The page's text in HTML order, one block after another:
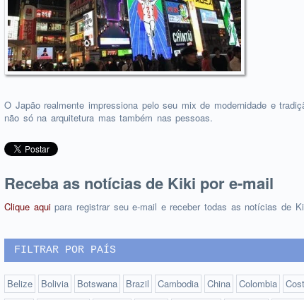
O Japão realmente impressiona pelo seu mix de modernidade e
não só na arquitetura mas também nas pessoas.
Receba as notícias de Kiki por e-mail
Clique aquipara registrar seu e-mail e receber todas as notícias de
FILTRAR POR PAÍS
Belize Bolivia Botswana Brazil Cambodia China Colombia